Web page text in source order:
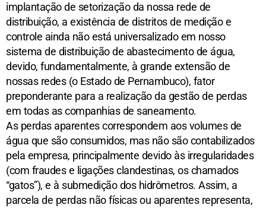
implantação de setorização da nossa rede de
distribuição, a existência de distritos de medição e
controle ainda não está universalizado em nosso
sistema de distribuição de abastecimento de água,
devido, fundamentalmente, à grande extensão de
nossas redes (o Estado de Pernambuco), fator
preponderante para a realização da gestão de perdas
em todas as companhias de saneamento.
As perdas aparentes correspondem aos volumes de
água que são consumidos, mas não são contabilizados
pela empresa, principalmente devido às irregularidades
(com fraudes e ligações clandestinas, os chamados
“gatos”), e à submedição dos hidrômetros. Assim, a
parcela de perdas não físicas ou aparentes representa,